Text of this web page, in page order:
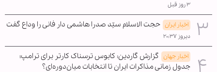
۳ روز قبل
اخبار ایران حجت الاسلام سیّد صدرا هاشمی دار فانی را وداع گفت
دیروز ۲۰:۳۷
اخبار جهان گزارش گاردین: کابوس ترسناک کارتر برای ترامپ؛
جدول زمانی مذاکرات ایران تا انتخابات میان‌دوره‌ای؟